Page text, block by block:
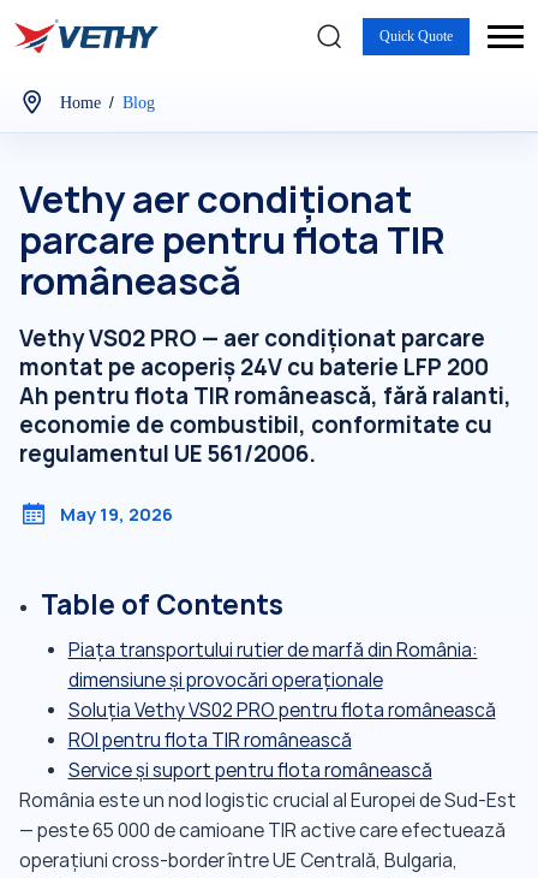
Quick Quote
Home / Blog
Vethy aer condiționat
parcare pentru flota TIR
românească
Vethy VS02 PRO — aer condiționat parcare
montat pe acoperiș 24V cu baterie LFP 200
Ah pentru flota TIR românească, fără ralanti,
economie de combustibil, conformitate cu
regulamentul UE 561/2006.
May 19, 2026
Table of Contents
Piața transportului rutier de marfă din România:
dimensiune și provocări operaționale
Soluția Vethy VS02 PRO pentru flota românească
ROI pentru flota TIR românească
Service și suport pentru flota românească
România este un nod logistic crucial al Europei de Sud-Est
— peste 65 000 de camioane TIR active care efectuează
operațiuni cross-border între UE Centrală, Bulgaria,